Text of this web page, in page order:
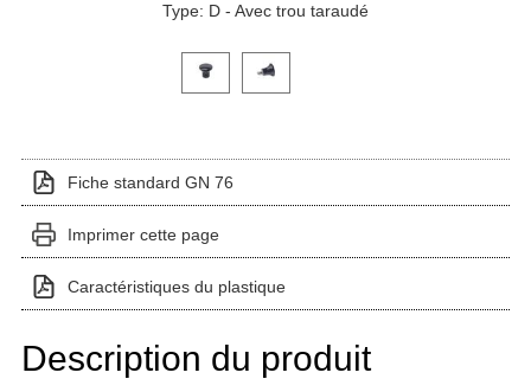
Type: D - Avec trou taraudé
Cliquez sur une image de variante pour l'afficher
Fiche standard GN 76
Imprimer cette page
Caractéristiques du plastique
Description du produit